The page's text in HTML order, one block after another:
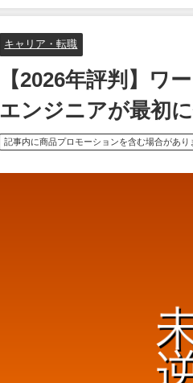
キャリア・転職
【2026年評判】ワ
エンジニアが最初
記事内に商品プロモーションを含む場合があり